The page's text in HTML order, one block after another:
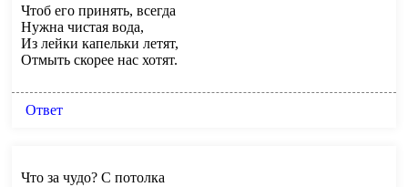
Чтоб его принять, всегда
Нужна чистая вода,
Из лейки капельки летят,
Отмыть скорее нас хотят.
Ответ
Что за чудо? С потолка